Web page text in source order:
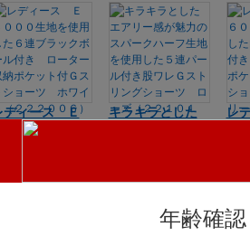
年齢確認
ディース Ｅ
００生地を
ローター収
キラキラとした
した５連パール
トリングショー
レ
ロ
ク